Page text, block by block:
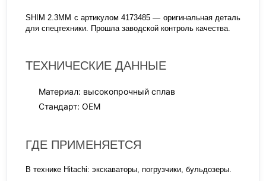
SHIM 2.3MM с артикулом 4173485 — оригинальная деталь
для спецтехники. Прошла заводской контроль качества.
ТЕХНИЧЕСКИЕ ДАННЫЕ
Материал: высокопрочный сплав
Стандарт: OEM
ГДЕ ПРИМЕНЯЕТСЯ
В технике Hitachi: экскаваторы, погрузчики, бульдозеры.